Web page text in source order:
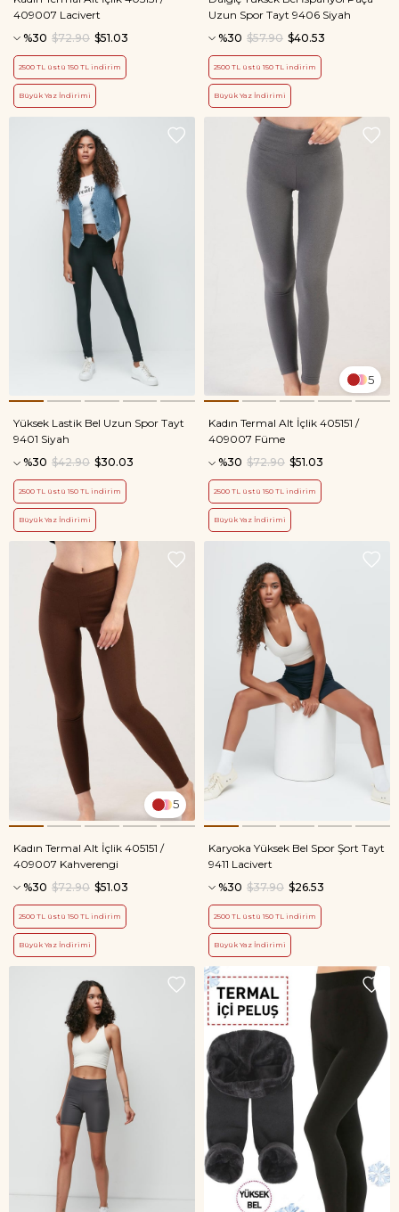
409007 Lacivert
%30
$51.03
$72.90
2500 TL üstü 150 TL indirim
Büyük Yaz İndirimi
Uzun Spor Tayt 9406 Siyah
%30
$40.53
$57.90
2500 TL üstü 150 TL indirim
Büyük Yaz İndirimi
Yüksek Lastik Bel Uzun Spor Tayt
9401 Siyah
%30
$30.03
$42.90
2500 TL üstü 150 TL indirim
Büyük Yaz İndirimi
5
Kadın Termal Alt İçlik 405151 /
409007 Füme
%30
$51.03
$72.90
2500 TL üstü 150 TL indirim
Büyük Yaz İndirimi
5
Kadın Termal Alt İçlik 405151 /
409007 Kahverengi
%30
$51.03
$72.90
2500 TL üstü 150 TL indirim
Büyük Yaz İndirimi
Karyoka Yüksek Bel Spor Şort Tayt
9411 Lacivert
%30
$26.53
$37.90
2500 TL üstü 150 TL indirim
Büyük Yaz İndirimi